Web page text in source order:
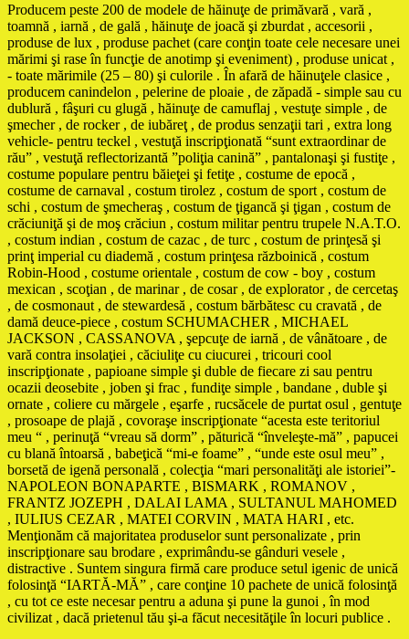
Producem peste 200 de modele de hăinuţe de primăvară , vară ,
toamnă , iarnă , de gală , hăinuţe de joacă şi zburdat , accesorii ,
produse de lux , produse pachet (care conţin toate cele necesare unei
mărimi şi rase în funcţie de anotimp şi eveniment) , produse unicat ,
- toate mărimile (25 – 80) şi culorile . În afară de hăinuţele clasice ,
producem canindelon , pelerine de ploaie , de zăpadă - simple sau cu
dublură , fâşuri cu glugă , hăinuţe de camuflaj , vestuţe simple , de
şmecher , de rocker , de iubăreţ , de produs senzaţii tari , extra long
vehicle- pentru teckel , vestuţă inscripţionată “sunt extraordinar de
rău” , vestuţă reflectorizantă ”poliţia canină” , pantalonaşi şi fustiţe ,
costume populare pentru băieţei şi fetiţe , costume de epocă ,
costume de carnaval , costum tirolez , costum de sport , costum de
schi , costum de şmecheraş , costum de ţigancă şi ţigan , costum de
crăciuniţă şi de moş crăciun , costum militar pentru trupele N.A.T.O.
, costum indian , costum de cazac , de turc , costum de prinţesă şi
prinţ imperial cu diademă , costum prinţesa războinică , costum
Robin-Hood , costume orientale , costum de cow - boy , costum
mexican , scoţian , de marinar , de cosar , de explorator , de cercetaş
, de cosmonaut , de stewardesă , costum bărbătesc cu cravată , de
damă deuce-piece , costum SCHUMACHER , MICHAEL
JACKSON , CASSANOVA , şepcuţe de iarnă , de vânătoare , de
vară contra insolaţiei , căciuliţe cu ciucurei , tricouri cool
inscripţionate , papioane simple şi duble de fiecare zi sau pentru
ocazii deosebite , joben şi frac , fundiţe simple , bandane , duble şi
ornate , coliere cu mărgele , eşarfe , rucsăcele de purtat osul , gentuţe
, prosoape de plajă , covoraşe inscripţionate “acesta este teritoriul
meu “ , perinuţă “vreau să dorm” , păturică “înveleşte-mă” , papucei
cu blană întoarsă , babeţică “mi-e foame” , “unde este osul meu” ,
borsetă de igenă personală , colecţia “mari personalităţi ale istoriei”-
NAPOLEON BONAPARTE , BISMARK , ROMANOV ,
FRANTZ JOZEPH , DALAI LAMA , SULTANUL MAHOMED
, IULIUS CEZAR , MATEI CORVIN , MATA HARI , etc.
Menţionăm că majoritatea produselor sunt personalizate , prin
inscripţionare sau brodare , exprimându-se gânduri vesele ,
distractive . Suntem singura firmă care produce setul igenic de unică
folosinţă “IARTĂ-MĂ” , care conţine 10 pachete de unică folosinţă
, cu tot ce este necesar pentru a aduna şi pune la gunoi , în mod
civilizat , dacă prietenul tău şi-a făcut necesităţile în locuri publice .